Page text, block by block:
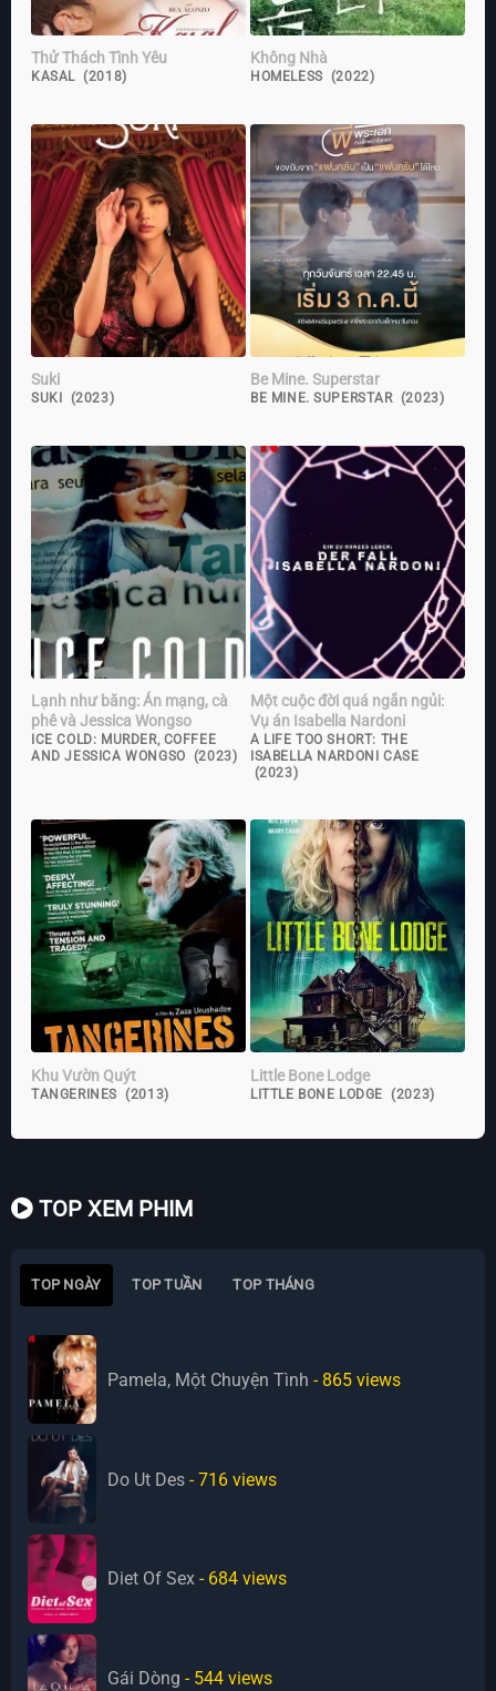
Thử Thách Tình Yêu
KASAL (2018)
Không Nhà
HOMELESS (2022)
Suki
SUKI (2023)
Be Mine. Superstar
BE MINE. SUPERSTAR (2023)
Lạnh như băng: Án mạng, cà
phê và Jessica Wongso
ICE COLD: MURDER, COFFEE
AND JESSICA WONGSO (2023)
Một cuộc đời quá ngắn ngủi:
Vụ án Isabella Nardoni
A LIFE TOO SHORT: THE
ISABELLA NARDONI CASE
(2023)
Khu Vườn Quýt
TANGERINES (2013)
Little Bone Lodge
LITTLE BONE LODGE (2023)
TOP XEM PHIM
TOP NGÀY TOP TUẦN TOP THÁNG
Pamela, Một Chuyện Tình - 865 views
Do Ut Des - 716 views
Diet Of Sex - 684 views
Gái Dòng - 544 views